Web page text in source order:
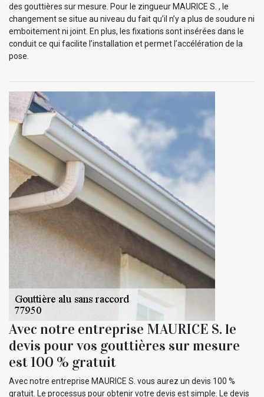
des gouttières sur mesure. Pour le zingueur MAURICE S. , le
changement se situe au niveau du fait qu’il n’y a plus de soudure ni
emboitement ni joint. En plus, les fixations sont insérées dans le
conduit ce qui facilite l’installation et permet l’accélération de la
pose.
Avec notre entreprise MAURICE S. le
devis pour vos gouttières sur mesure
est 100 % gratuit
Avec notre entreprise MAURICE S. vous aurez un devis 100 %
gratuit. Le processus pour obtenir votre devis est simple. Le devis